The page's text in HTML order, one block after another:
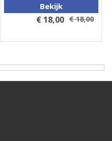
Bekijk
€ 18,00 € 18,00